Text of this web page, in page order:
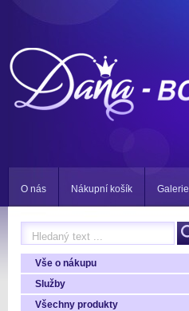
O nás Nákupní košík Galerie
Vše o nákupu
Služby
Všechny produkty